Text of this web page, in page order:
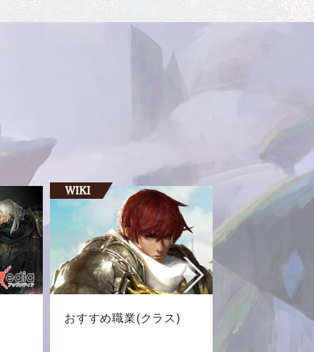
おすすめ職業(クラス) 最新キ